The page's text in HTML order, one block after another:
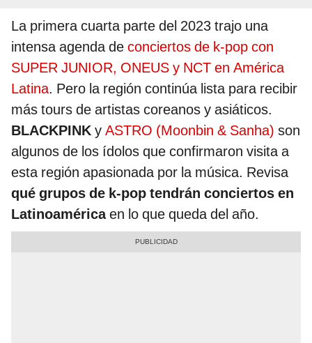
La primera cuarta parte del 2023 trajo una
intensa agenda de conciertos de k-pop con
SUPER JUNIOR, ONEUS y NCT en América
Latina. Pero la región continúa lista para recibir
más tours de artistas coreanos y asiáticos.
BLACKPINK y ASTRO (Moonbin & Sanha) son
algunos de los ídolos que confirmaron visita a
esta región apasionada por la música. Revisa
qué grupos de k-pop tendrán conciertos en
Latinoaméricaen lo que queda del año.